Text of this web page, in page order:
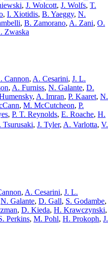
, J. Wolcott, J. Wolfs, T.
, I. Xiotidis, B. Yaeggy, N.
, B. Zamorano, A. Zani, O.
Zwaska
Cannon, A. Cesarini, J. L.
, A. Furniss, N. Galante, D.
, A. Imran, P. Kaaret, N.
, M. McCutcheon, P.
, P. T. Reynolds, E. Roache, H.
Tsurusaki, J. Tyler, A. Varlotta, V.
, A. Cesarini, J. L.
N. Galante, D. Gall, S. Godambe,
, D. Kieda, H. Krawczynski,
Perkins, M. Pohl, H. Prokoph, J.